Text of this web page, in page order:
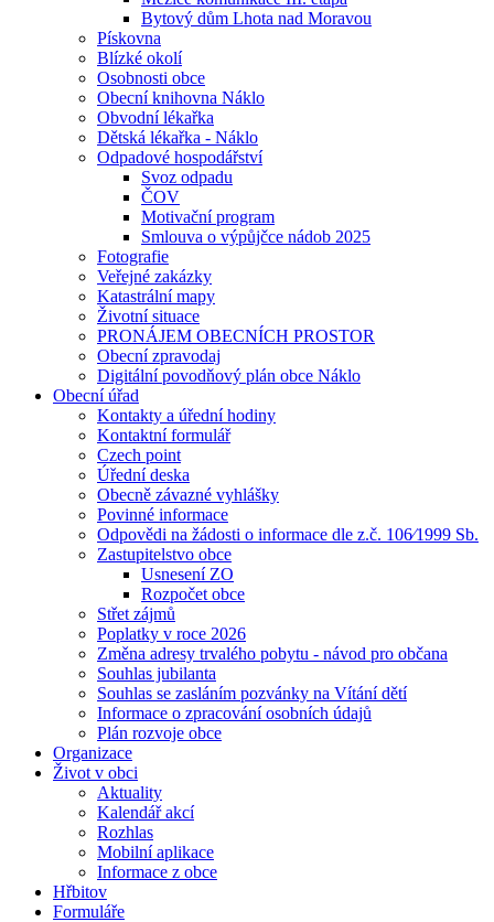
Bytový dům Lhota nad Moravou
Pískovna
Blízké okolí
Osobnosti obce
Obecní knihovna Náklo
Obvodní lékařka
Dětská lékařka - Náklo
Odpadové hospodářství
Svoz odpadu
ČOV
Motivační program
Smlouva o výpůjčce nádob 2025
Fotografie
Veřejné zakázky
Katastrální mapy
Životní situace
PRONÁJEM OBECNÍCH PROSTOR
Obecní zpravodaj
Digitální povodňový plán obce Náklo
Obecní úřad
Kontakty a úřední hodiny
Kontaktní formulář
Czech point
Úřední deska
Obecně závazné vyhlášky
Povinné informace
Odpovědi na žádosti o informace dle z.č. 106⁄1999 Sb.
Zastupitelstvo obce
Usnesení ZO
Rozpočet obce
Střet zájmů
Poplatky v roce 2026
Změna adresy trvalého pobytu - návod pro občana
Souhlas jubilanta
Souhlas se zasláním pozvánky na Vítání dětí
Informace o zpracování osobních údajů
Plán rozvoje obce
Organizace
Život v obci
Aktuality
Kalendář akcí
Rozhlas
Mobilní aplikace
Informace z obce
Hřbitov
Formuláře